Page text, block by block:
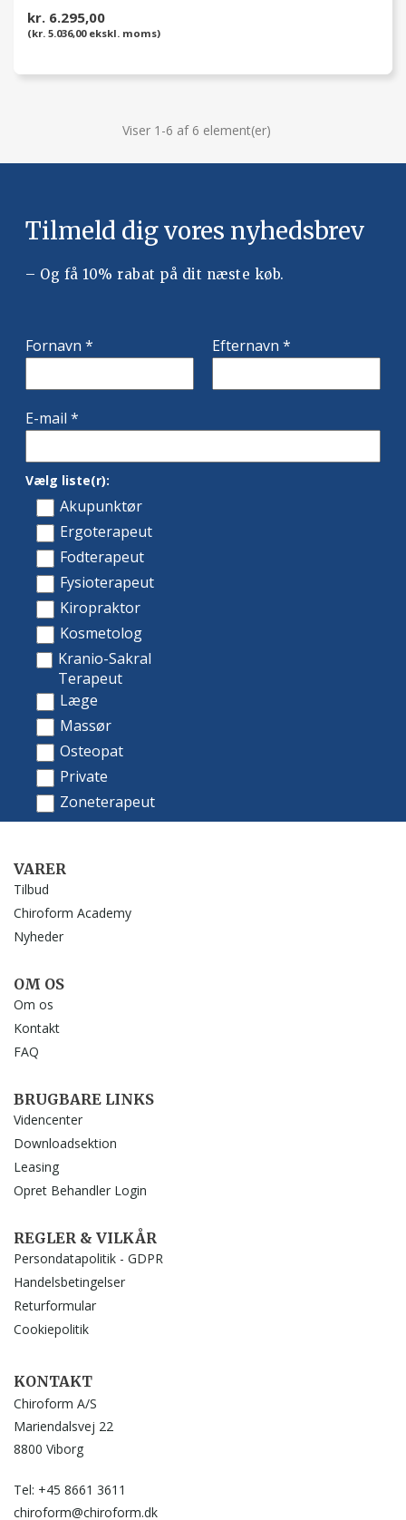
kr. 6.295,00
(kr. 5.036,00 ekskl. moms)
Viser 1-6 af 6 element(er)
VARER
Tilbud
Chiroform Academy
Nyheder
OM OS
Om os
Kontakt
FAQ
BRUGBARE LINKS
Videncenter
Downloadsektion
Leasing
Opret Behandler Login
REGLER & VILKÅR
Persondatapolitik - GDPR
Handelsbetingelser
Returformular
Cookiepolitik
KONTAKT
Chiroform A/S
Mariendalsvej 22
8800 Viborg
Tel: +45 8661 3611
chiroform@chiroform.dk